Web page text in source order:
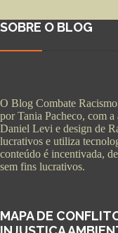
SOBRE O BLOG
O Blog Combate
por Tania Pacheco, com
Daniel Levi e design de
lucrativos e utiliza
conteúdo é incentivada,
sem fins lucrativos.
MAPA DE